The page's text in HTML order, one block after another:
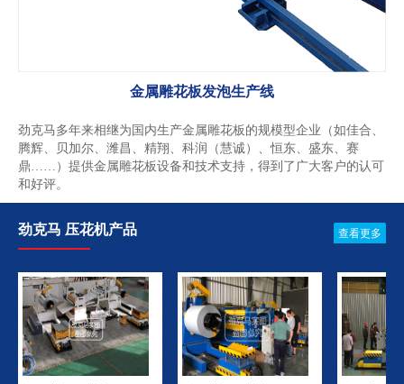
金属雕花板发泡生产线
劲克马多年来相继为国内生产金属雕花板的规模型企业（如佳合、
腾辉、贝加尔、潍昌、精翔、科润（慧诚）、恒东、盛东、赛
鼎……）提供金属雕花板设备和技术支持，得到了广大客户的认可
和好评。
劲克马 压花机产品 查看更多